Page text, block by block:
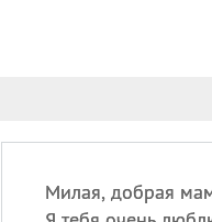
Милая, добрая